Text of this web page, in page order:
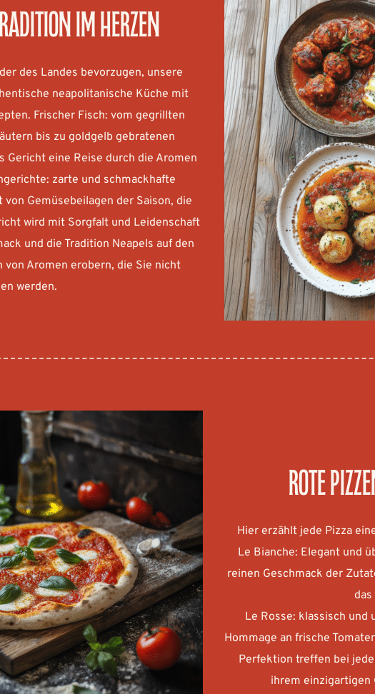
im Herzen
des Landes bevorzugen, unsere
neapolitanische Küche mit
Frischer Fisch: vom gegrillten
bis zu goldgelb gebratenen
Gericht eine Reise durch die Aromen
zarte und schmackhafte
Gemüsebeilagen der Saison, die
wird mit Sorgfalt und Leidenschaft
und die Tradition Neapels auf den
von Aromen erobern, die Sie nicht
werden.
rote
Hier erzählt jede Pizza
Le Bianche: Elegant und
reinen Geschmack der
Le Rosse: klassisch und
Hommage an frische
Perfektion treffen bei
ihrem einzigartigen